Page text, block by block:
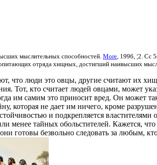
мыслительных способностей. More , 1996, ¦2. Сс
отряда хищных, достигший наивысших
что люди это овцы, другие считают их
Тот, кто считает людей овцами, может
им самим это приносит вред. Он может
которая не дает им ничего, кроме
и подкрепляется
менее тайных обольстителей. Кажется,
готовы безвольно следовать за любым,